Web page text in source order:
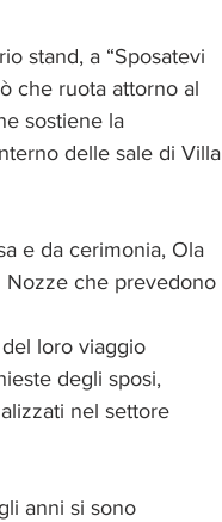
stand, a “Sposatevi
che ruota attorno al
sostiene la
delle sale di Villa
e da cerimonia, Ola
Nozze che prevedono
loro viaggio
degli sposi,
nel settore
anni si sono